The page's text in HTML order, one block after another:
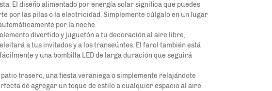
El diseño alimentado por energía solar significa que puedes
por las pilas o la electricidad. Simplemente cúlgalo en un lugar
por la noche.
divertido y juguetón a tu decoración al aire libre,
a tus invitados y a los transeúntes. El farol también está
y una bombilla LED de larga duración que seguirá
trasero, una fiesta veraniega o simplemente relajándote
de agregar un toque de estilo a cualquier espacio al aire